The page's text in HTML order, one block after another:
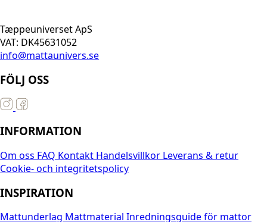
Tæppeuniverset ApS
VAT: DK45631052
info@mattaunivers.se
FÖLJ OSS
INFORMATION
Om oss FAQ Kontakt Handelsvillkor Leverans & retur
Cookie- och integritetspolicy
INSPIRATION
Mattunderlag Mattmaterial Inredningsguide för mattor